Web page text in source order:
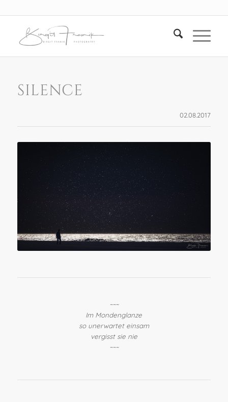
SILENCE
02.08.2017
~~~
Im Mondenglanze
so unerwartet einsam
vergisst sie nie
~~~